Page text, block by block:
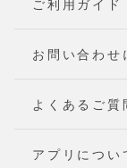
ご利用ガイド
お問い合わせ
よくあるご質
アプリについ